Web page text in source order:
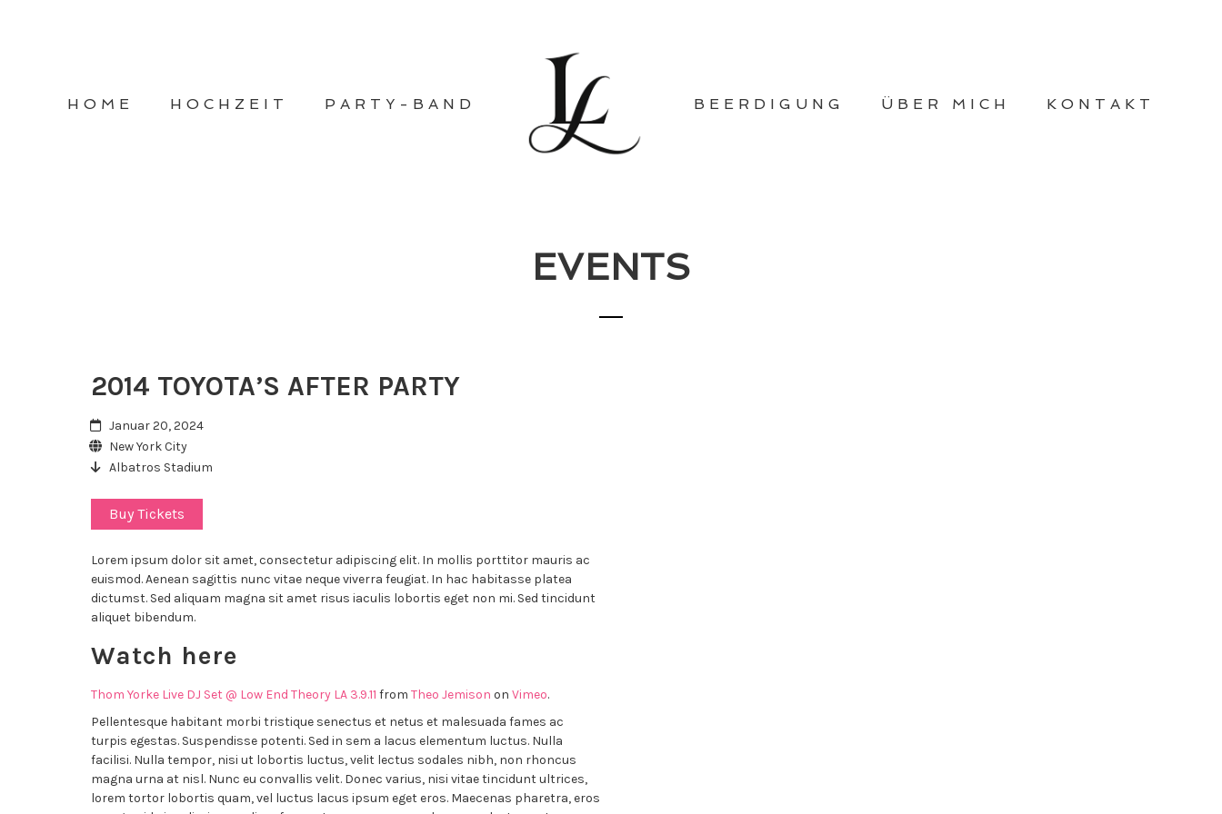
HOME HOCHZEIT PARTY-BAND BEERDIGUNG ÜBER MICH KONTAKT
EVENTS
2014 TOYOTA’S AFTER PARTY
Januar 20, 2024
New York City
Albatros Stadium
Buy Tickets
Lorem ipsum dolor sit amet, consectetur adipiscing elit. In mollis porttitor mauris ac
euismod. Aenean sagittis nunc vitae neque viverra feugiat. In hac habitasse platea
dictumst. Sed aliquam magna sit amet risus iaculis lobortis eget non mi. Sed tincidunt
aliquet bibendum.
Watch here
Thom Yorke Live DJ Set @ Low End Theory LA 3.9.11 from Theo Jemison on Vimeo.
Pellentesque habitant morbi tristique senectus et netus et malesuada fames ac
turpis egestas. Suspendisse potenti. Sed in sem a lacus elementum luctus. Nulla
facilisi. Nulla tempor, nisi ut lobortis luctus, velit lectus sodales nibh, non rhoncus
magna urna at nisl. Nunc eu convallis velit. Donec varius, nisi vitae tincidunt ultrices,
lorem tortor lobortis quam, vel luctus lacus ipsum eget eros. Maecenas pharetra, eros